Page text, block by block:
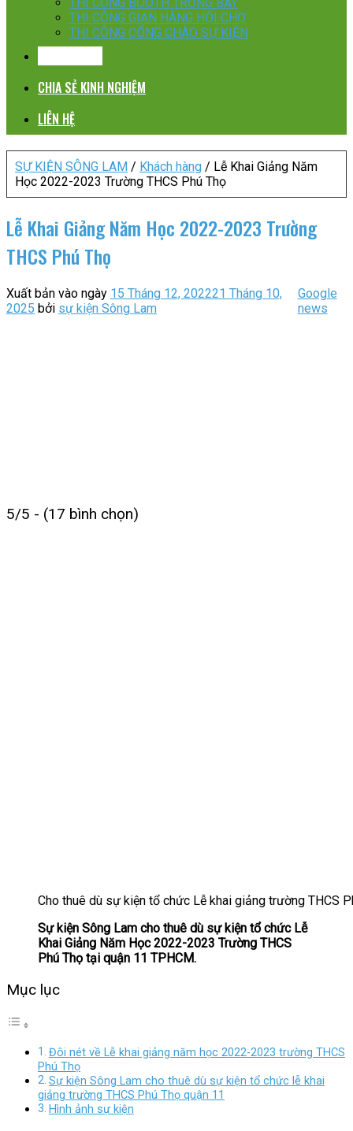
THI CÔNG GIAN HÀNG HỘI CHỢ
THI CÔNG CỔNG CHÀO SỰ KIỆN
CHIA SẺ KINH NGHIỆM
LIÊN HỆ
SỰ KIỆN SÔNG LAM / Khách hàng / Lễ Khai Giảng Năm
Học 2022-2023 Trường THCS Phú Thọ
Lễ Khai Giảng Năm Học 2022-2023 Trường
THCS Phú Thọ
Xuất bản vào ngày 15 Tháng 12, 202221 Tháng 10,
2025 bởi sự kiện Sông Lam
Google
news
5/5 - (17 bình chọn)
Cho thuê dù sự kiện tổ chức Lễ khai giảng trường THCS
Sự kiện Sông Lam cho thuê dù sự kiện tổ chức Lễ
Khai Giảng Năm Học 2022-2023 Trường THCS
Phú Thọ tại quận 11 TPHCM.
Mục lục
Đôi nét về Lễ khai giảng năm học 2022-2023 trường THCS
Phú Thọ
Sự kiện Sông Lam cho thuê dù sự kiện tổ chức lễ khai
giảng trường THCS Phú Thọ quận 11
Hình ảnh sự kiện